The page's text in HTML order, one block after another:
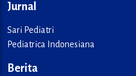
Jurnal
Sari Pediatri
Pediatrica Indonesiana
Berita